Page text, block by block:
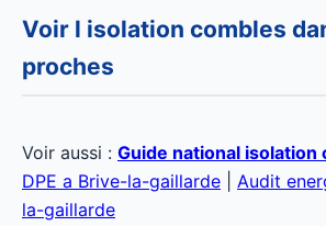
Voir l isolation combles
proches
Voir aussi : Guide national isolation
DPE a Brive-la-gaillarde
Audit
la-gaillarde